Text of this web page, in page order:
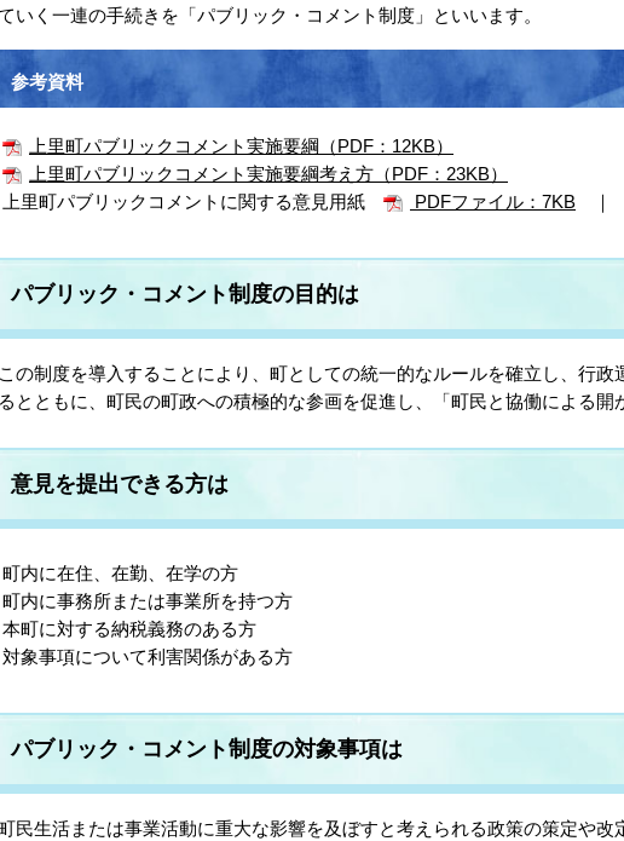
いく一連の手続きを「パブリック・コメント制度」といいます。
参考資料
上里町パブリックコメント実施要綱（PDF：12KB）
上里町パブリックコメント実施要綱考え方（PDF：23KB）
上里町パブリックコメントに関する意見用紙
PDFファイル：7KB ｜
パブリック・コメント制度の目的は
の制度を導入することにより、町としての統一的なルールを確立し、行政
とともに、町民の町政への積極的な参画を促進し、「町民と協働による開
意見を提出できる方は
町内に在住、在勤、在学の方
町内に事務所または事業所を持つ方
本町に対する納税義務のある方
対象事項について利害関係がある方
パブリック・コメント制度の対象事項は
民生活または事業活動に重大な影響を及ぼすと考えられる政策の策定や改